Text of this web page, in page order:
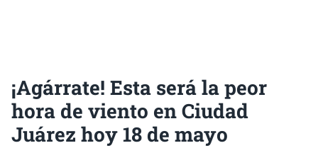
¡Agárrate! Esta será la peor
hora de viento en Ciudad
Juárez hoy 18 de mayo